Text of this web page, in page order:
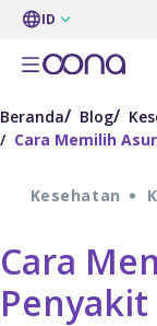
ID
Beranda Blog
Cara Memilih
Kesehatan
Cara